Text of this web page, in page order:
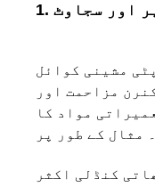
اور سجاوٹ
مشینی کوائل
مزاحمت اور
مواد کا
کنڈلی اکثر